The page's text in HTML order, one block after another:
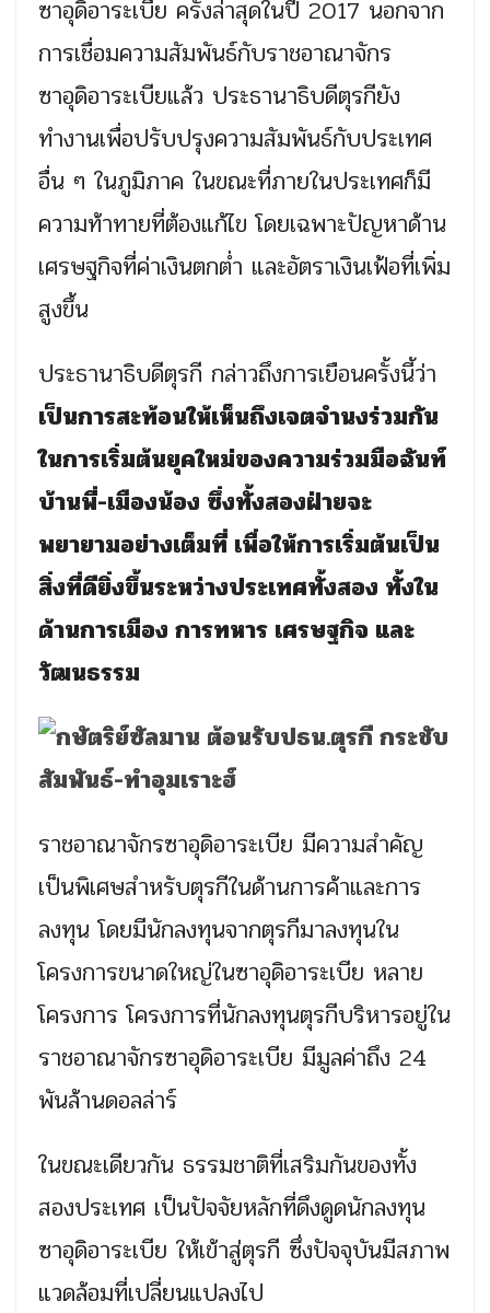
ซาอุดิอาระเบีย ครั้งล่าสุดในปี 2017 นอกจาก
การเชื่อมความสัมพันธ์กับราชอาณาจักร
ซาอุดิอาระเบียแล้ว ประธานาธิบดีตุรกียัง
ทำงานเพื่อปรับปรุงความสัมพันธ์กับประเทศ
อื่น ๆ ในภูมิภาค ในขณะที่ภายในประเทศก็มี
ความท้าทายที่ต้องแก้ไข โดยเฉพาะปัญหาด้าน
เศรษฐกิจที่ค่าเงินตกต่ำ และอัตราเงินเฟ้อที่เพิ่ม
สูงขึ้น
ประธานาธิบดีตุรกี กล่าวถึงการเยือนครั้งนี้ว่า
เป็นการสะท้อนให้เห็นถึงเจตจำนงร่วมกัน
ในการเริ่มต้นยุคใหม่ของความร่วมมือฉันท์
บ้านพี่-เมืองน้อง ซึ่งทั้งสองฝ่ายจะ
พยายามอย่างเต็มที่ เพื่อให้การเริ่มต้นเป็น
สิ่งที่ดียิ่งขึ้นระหว่างประเทศทั้งสอง ทั้งใน
ด้านการเมือง การทหาร เศรษฐกิจ และ
วัฒนธรรม
ราชอาณาจักรซาอุดิอาระเบีย มีความสำคัญ
เป็นพิเศษสำหรับตุรกีในด้านการค้าและการ
ลงทุน โดยมีนักลงทุนจากตุรกีมาลงทุนใน
โครงการขนาดใหญ่ในซาอุดิอาระเบีย หลาย
โครงการ โครงการที่นักลงทุนตุรกีบริหารอยู่ใน
ราชอาณาจักรซาอุดิอาระเบีย มีมูลค่าถึง 24
พันล้านดอลล่าร์
ในขณะเดียวกัน ธรรมชาติที่เสริมกันของทั้ง
สองประเทศ เป็นปัจจัยหลักที่ดึงดูดนักลงทุน
ซาอุดิอาระเบีย ให้เข้าสู่ตุรกี ซึ่งปัจจุบันมีสภาพ
แวดล้อมที่เปลี่ยนแปลงไป